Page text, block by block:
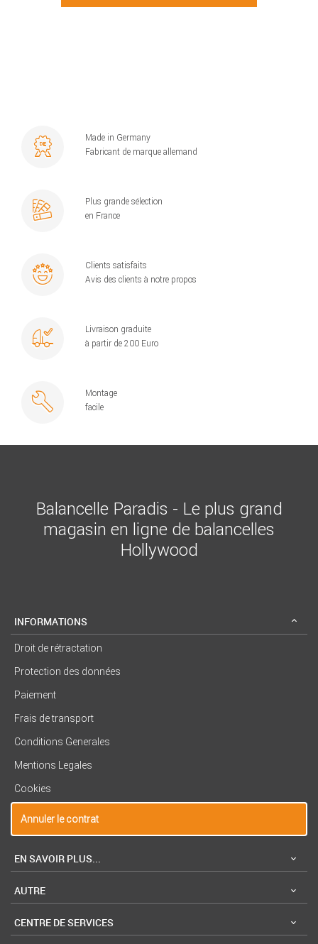
Made in Germany
Fabricant de marque allemand
Plus grande sélection
en France
Clients satisfaits
Avis des clients à notre propos
Livraison graduite
à partir de 200 Euro
Montage
facile
Balancelle Paradis - Le plus grand
magasin en ligne de balancelles
Hollywood
INFORMATIONS
Droit de rétractation
Protection des données
Paiement
Frais de transport
Conditions Generales
Mentions Legales
Cookies
Annuler le contrat
EN SAVOIR PLUS...
AUTRE
CENTRE DE SERVICES